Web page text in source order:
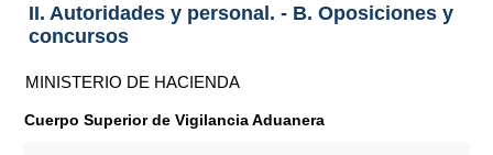
II. Autoridades y personal. - B. Oposiciones y
concursos
MINISTERIO DE HACIENDA
Cuerpo Superior de Vigilancia Aduanera